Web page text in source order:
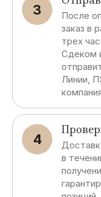
3
После
заказ в
трех
Сдеком
Линии,
4
в